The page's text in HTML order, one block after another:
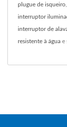
plugue de isqueiro
interruptor
interruptor de
resistente à água e